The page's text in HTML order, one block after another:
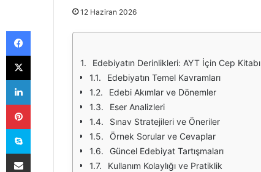
12 Haziran 2026
Edebiyatın Derinlikleri: AYT İçin Cep Kitabı
Edebiyatın Temel Kavramları
Edebi Akımlar ve Dönemler
Eser Analizleri
Sınav Stratejileri ve Öneriler
Örnek Sorular ve Cevaplar
Güncel Edebiyat Tartışmaları
Kullanım Kolaylığı ve Pratiklik
Facebook
X
LinkedIn
Pinterest
Skype
E-Posta ile paylaş